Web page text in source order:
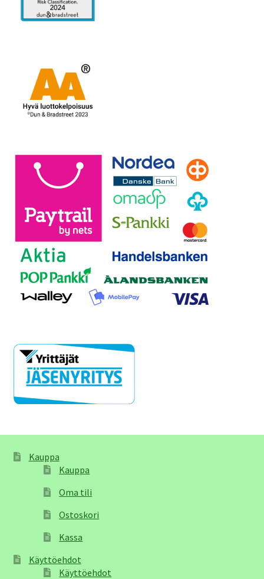
Kauppa
Kauppa
Oma tili
Ostoskori
Kassa
Käyttöehdot
Käyttöehdot